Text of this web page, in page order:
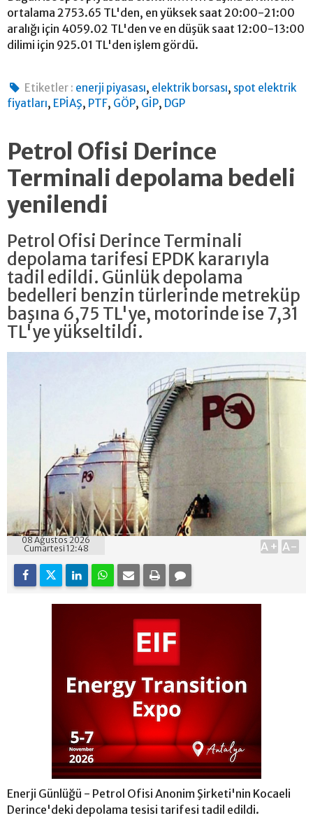
ortalama 2753.65 TL'den, en yüksek saat 20:00-21:00
aralığı için 4059.02 TL'den ve en düşük saat 12:00-13:00
dilimi için 925.01 TL'den işlem gördü.
Etiketler : enerji piyasası, elektrik borsası, spot elektrik
fiyatları, EPİAŞ, PTF, GÖP, GİP, DGP
Petrol Ofisi Derince
Terminali depolama bedeli
yenilendi
Petrol Ofisi Derince Terminali
depolama tarifesi EPDK kararıyla
tadil edildi. Günlük depolama
bedelleri benzin türlerinde metreküp
başına 6,75 TL'ye, motorinde ise 7,31
TL'ye yükseltildi.
08 Ağustos 2026
Cumartesi 12:48
A+ A-
Enerji Günlüğü - Petrol Ofisi Anonim Şirketi'nin Kocaeli
Derince'deki depolama tesisi tarifesi tadil edildi.